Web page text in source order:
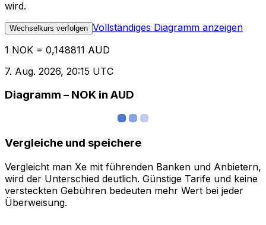
wird.
Wechselkurs verfolgen Vollständiges Diagramm anzeigen
1 NOK = 0,148811 AUD
7. Aug. 2026, 20:15 UTC
Diagramm – NOK in AUD
Vergleiche und speichere
Vergleicht man Xe mit führenden Banken und Anbietern,
wird der Unterschied deutlich. Günstige Tarife und keine
versteckten Gebühren bedeuten mehr Wert bei jeder
Überweisung.